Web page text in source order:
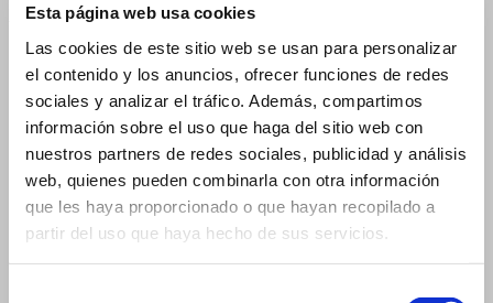
Esta página web usa cookies
Las cookies de este sitio web se usan para personalizar
el contenido y los anuncios, ofrecer funciones de redes
sociales y analizar el tráfico. Además, compartimos
información sobre el uso que haga del sitio web con
nuestros partners de redes sociales, publicidad y análisis
web, quienes pueden combinarla con otra información
que les haya proporcionado o que hayan recopilado a
partir del uso que haya hecho de sus servicios.
Flacons pour Compte-gouttes
2 ml
3 ml
3 ml – 16×37 mm
3 ml – 18×33 mm
5 ml
5 ml – 18×40 mm